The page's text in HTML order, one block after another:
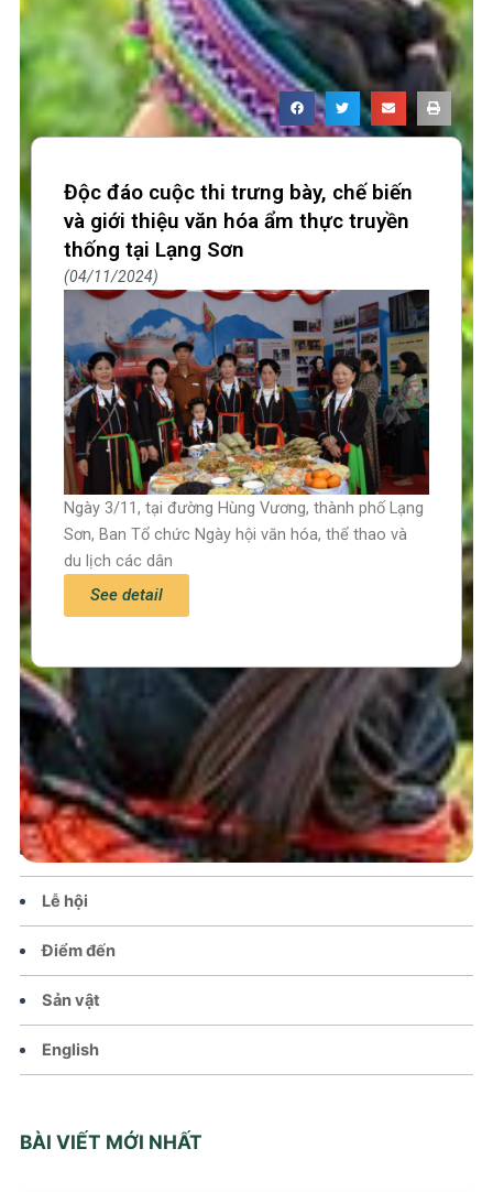
Trang chủ
Tin tức – Sự kiện
Chính sách
Văn hoá – Đời sống
Lễ hội
Điểm đến
Sản vật
English
BÀI VIẾT MỚI NHẤT
Độc đáo cuộc thi trưng bày, chế biến
và giới thiệu văn hóa ẩm thực truyền
thống tại Lạng Sơn
04/11/2024
Ngày 3/11, tại đường Hùng Vương, thành phố Lạng
Sơn, Ban Tổ chức Ngày hội văn hóa, thể thao và
du lịch các dân
See detail